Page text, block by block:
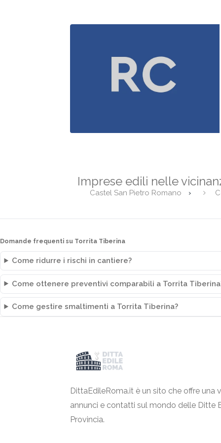
Imprese edili nelle
Castel San Pietro Romano
Domande frequenti su Torrita Tiberina
Come ridurre i rischi in cantiere?
Come ottenere preventivi comparabili a Torrita
Come gestire smaltimenti a Torrita Tiberina?
DittaEdileRoma.it è un sito che offre una
annunci e contatti sul mondo delle Ditte
Provincia.